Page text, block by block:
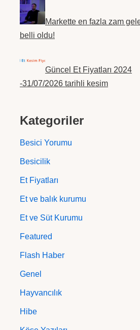
Markette en fazla zam
belli oldu!
Güncel Et Fiyatları 2024
-31/07/2026 tarihli kesim
Kategoriler
Besici Yorumu
Besicilik
Et Fiyatları
Et ve balık kurumu
Et ve Süt Kurumu
Featured
Flash Haber
Genel
Hayvancılık
Hibe